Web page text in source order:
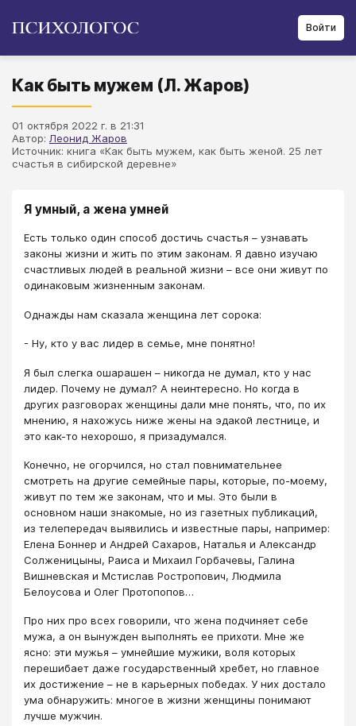
Войти
Как быть мужем (Л. Жаров)
01 октября 2022 г. в 21:31
Автор: Леонид Жаров
Источник: книга «Как быть мужем, как быть женой. 25 лет
счастья в сибирской деревне»
Я умный, а жена умней
Есть только один способ достичь счастья – узнавать
законы жизни и жить по этим законам. Я давно изучаю
счастливых людей в реальной жизни – все они живут по
одинаковым жизненным законам.
Однажды нам сказала женщина лет сорока:
- Ну, кто у вас лидер в семье, мне понятно!
Я был слегка ошарашен – никогда не думал, кто у нас
лидер. Почему не думал? А неинтересно. Но когда в
других разговорах женщины дали мне понять, что, по их
мнению, я нахожусь ниже жены на эдакой лестнице, и
это как-то нехорошо, я призадумался.
Конечно, не огорчился, но стал повнимательнее
смотреть на другие семейные пары, которые, по-моему,
живут по тем же законам, что и мы. Это были в
основном наши знакомые, но из газетных публикаций,
из телепередач выявились и известные пары, например:
Елена Боннер и Андрей Сахаров, Наталья и Александр
Солженицыны, Раиса и Михаил Горбачевы, Галина
Вишневская и Мстислав Ростропович, Людмила
Белоусова и Олег Протопопов…
Про них про всех говорили, что жена подчиняет себе
мужа, а он вынужден выполнять ее прихоти. Мне же
ясно: эти мужья – умнейшие мужики, воля которых
перешибает даже государственный хребет, но главное
их достижение – не в карьерных победах. У них достало
ума обнаружить: многое в жизни женщины понимают
лучше мужчин.